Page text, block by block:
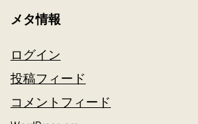
メタ情報
ログイン
投稿フィード
コメントフィード